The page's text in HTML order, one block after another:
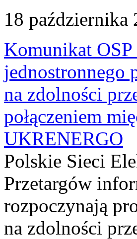
18 października
Komunikat OSP
jednostronnego
na zdolności
połączeniem
UKRENERGO
Polskie Sieci
Przetargów
rozpoczynają
na zdolności